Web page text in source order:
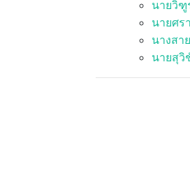
นายวิฑู
นายศร
นางส
นายสุวิ